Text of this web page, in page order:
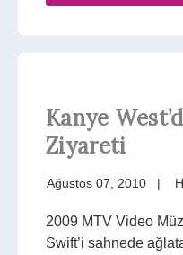
Kanye
Ziyareti
Ağustos 07, 2010
2009 MTV Video
Swift’i sahnede